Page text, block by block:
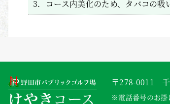
3.
コース内美化のため、タバコの吸
〒278-0011 千
※電話番号のお掛